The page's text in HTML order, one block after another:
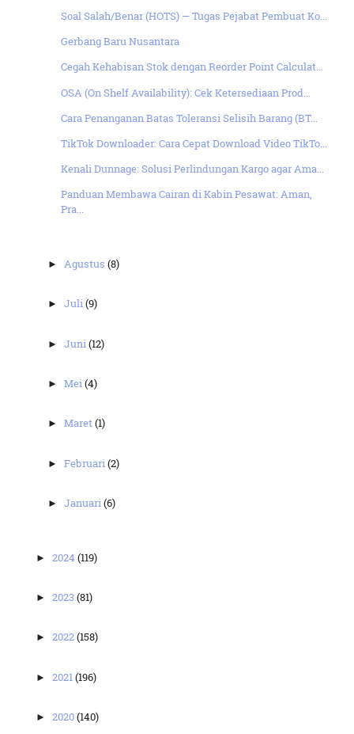
Soal Salah/Benar (HOTS) — Tugas Pejabat Pembuat Ko...
Gerbang Baru Nusantara
Cegah Kehabisan Stok dengan Reorder Point Calculat...
OSA (On Shelf Availability): Cek Ketersediaan Prod...
Cara Penanganan Batas Toleransi Selisih Barang (BT...
TikTok Downloader: Cara Cepat Download Video TikTo...
Kenali Dunnage: Solusi Perlindungan Kargo agar Ama...
Panduan Membawa Cairan di Kabin Pesawat: Aman,
Pra...
► Agustus(8)
►Juli(9)
►Juni(12)
►Mei(4)
►Maret(1)
►Februari(2)
►Januari(6)
► 2024 (119)
► 2023(81)
► 2022(158)
► 2021 (196)
► 2020(140)